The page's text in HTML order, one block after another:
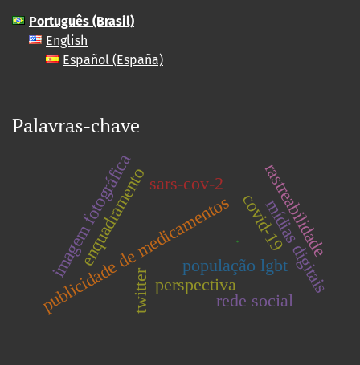
Português (Brasil)
English
Español (España)
Palavras-chave
.
população lgbt
twitter mídias digitais
publicidade de medicamentos
enquadramento
perspectiva
imagem fotográfica
rede social
rastreabilidade
sars-cov-2
covid-19